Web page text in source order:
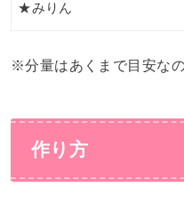
★みりん
※分量はあくまで目安な
作り方